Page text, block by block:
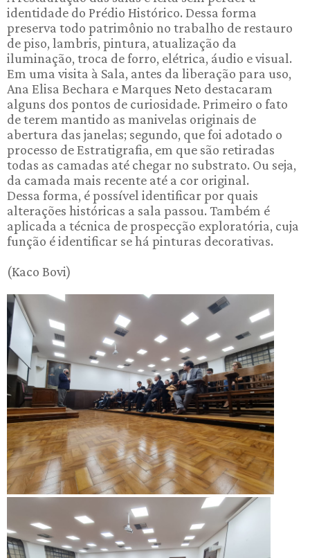
identidade do Prédio Histórico. Dessa forma
preserva todo patrimônio no trabalho de restauro
de piso, lambris, pintura, atualização da
iluminação, troca de forro, elétrica, áudio e visual.
Em uma visita à Sala, antes da liberação para uso,
Ana Elisa Bechara e Marques Neto destacaram
alguns dos pontos de curiosidade. Primeiro o fato
de terem mantido as manivelas originais de
abertura das janelas; segundo, que foi adotado o
processo de Estratigrafia, em que são retiradas
todas as camadas até chegar no substrato. Ou seja,
da camada mais recente até a cor original.
Dessa forma, é possível identificar por quais
alterações históricas a sala passou. Também é
aplicada a técnica de prospecção exploratória, cuja
função é identificar se há pinturas decorativas.
(Kaco Bovi)